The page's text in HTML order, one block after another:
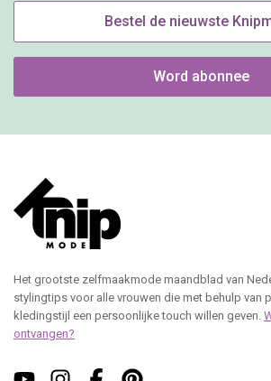
Bestel de nieuwste
Word abonnee
Het grootste zelfmaakmode maandblad van
stylingtips voor alle vrouwen die met behulp van
kledingstijl een persoonlijke touch willen geven.
ontvangen?